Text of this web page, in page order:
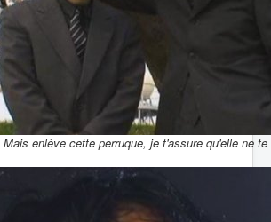
Mais enlève cette perruque, je t'assure qu'elle ne